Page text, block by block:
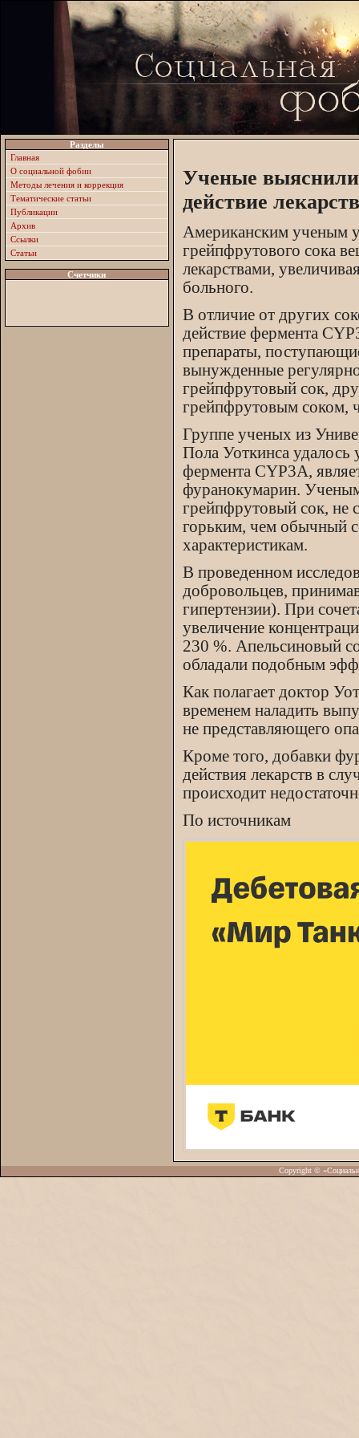
Разделы
Главная
О социальной фобии
Методы лечения и коррекция
Тематические статьи
Публикации
Архив
Ссылки
Статьи
Счетчики
Ученые
действие лекарств
Американским ученым
грейпфрутового сока
лекарствами,
больного.
В отличие от других
действие фермента
препараты,
вынужденные
грейпфрутовый сок,
грейпфрутовым соком,
Группе ученых из
Пола Уоткинса удалось
фермента CYP3A,
фуранокумарин.
грейпфрутовый сок, не
горьким, чем обычный
характеристикам.
В проведенном
добровольцев,
гипертензии). При
увеличение
230 %. Апельсиновый
обладали подобным
Как полагает доктор
временем наладить
не представляющего
Кроме того, добавки
действия лекарств в
происходит
По источникам
Copyright ©